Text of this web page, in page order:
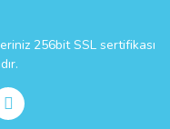
256bit SSL sertifikası